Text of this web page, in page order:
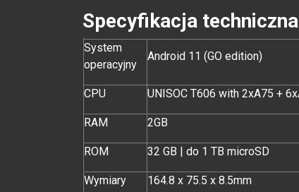
Specyfikacja
System
operacyjny
Android 11 (GO edition)
CPU UNISOC T606 with 2xA75 +
RAM 2GB
ROM 32 GB | do 1 TB microSD
Wymiary 164.8 x 75.5 x 8.5mm